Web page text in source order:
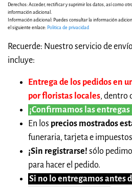
Derechos: Acceder, rectificar y suprimir los datos, así como
información adicional.
Información adicional: Puedes consultar la información
el siguiente enlace: Politica de privacidad
Recuerde: Nuestro servicio de
incluye:
Entrega de los pedidos en
por floristas locales, dentro
¡Confirmamos las
En los precios mostrados
funeraria, tarjeta e
¡Sin registrarse! sólo
para hacer el pedido.
Si no lo entregamos antes